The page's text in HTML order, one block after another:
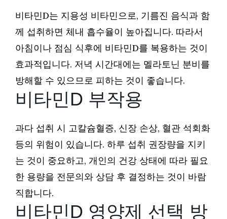
비타민D는 지용성 비타민으로, 기름진 음식과 함
께 섭취하면 체내 흡수율이 높아집니다. 따라서
아침이나 점심 식후에 비타민D를 복용하는 것이
효과적입니다. 저녁 시간대에는 멜라토닌 분비를
방해할 수 있으므로 피하는 것이 좋습니다.
비타민D 부작용
과다 섭취 시 고칼슘혈증, 신장 손상, 혈관 석회화
등의 위험이 있습니다. 하루 섭취 권장량을 지키
는 것이 중요하고, 개인의 건강 상태에 따라 필요
한 용량을 전문의와 상담 후 결정하는 것이 바람
직합니다.
비타민D 영양제 선택 방